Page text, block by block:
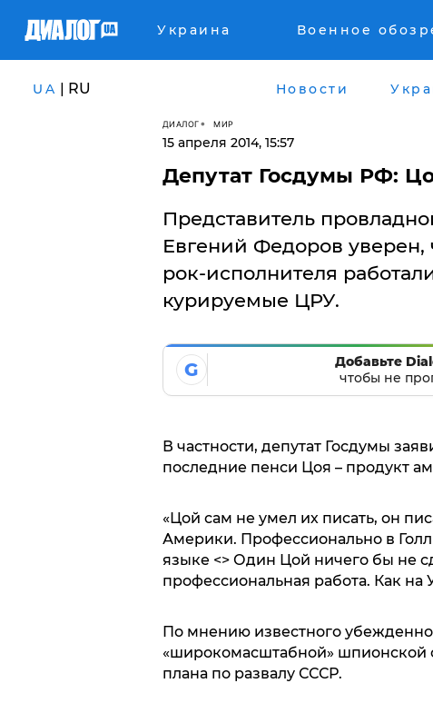
Украина Военное
UA | RU Новости
ДИАЛОГ МИР
15 апреля 2014, 15:57
Депутат Госдумы РФ:
Представитель
Евгений Федоров уверен,
рок-исполнителя
курируемые ЦРУ.
G
Добавьте
чтобы не
В частности, депутат Госдумы
последние пенси Цоя – продукт
«Цой сам не умел их писать, он
Америки. Профессионально в
языке <> Один Цой ничего бы не
профессиональная работа. Как на
По мнению известного
«широкомасштабной» шпионской
плана по развалу СССР.